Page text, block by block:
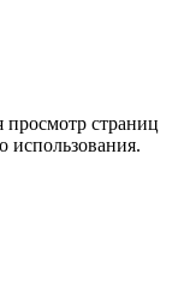
страниц
использования.